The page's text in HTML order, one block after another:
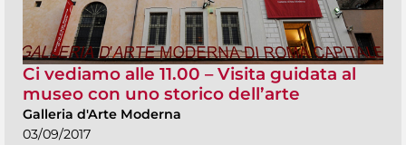
Ci vediamo alle 11.00 – Visita guidata al
museo con uno storico dell’arte
Galleria d'Arte Moderna
03/09/2017